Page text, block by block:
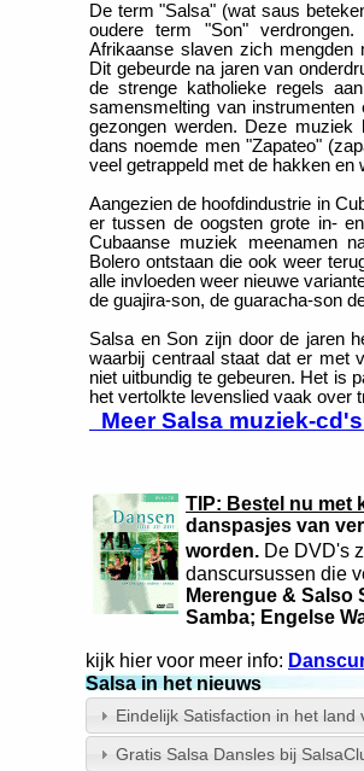
De term "Salsa" (wat saus
oudere term "Son"
Afrikaanse slaven zich mengden
Dit gebeurde na jaren van
de strenge katholieke regels
samensmelting van
gezongen werden. Deze
dans noemde men "Zapateo"
veel getrappeld met de hakken en
Aangezien de hoofdindustrie in
er tussen de oogsten grote in-
Cubaanse muziek meenamen
Bolero ontstaan die ook weer
alle invloeden weer nieuwe
de guajira-son, de guaracha-son
Salsa en Son zijn door de jaren
waarbij centraal staat dat er met
niet uitbundig te gebeuren. Het is
het vertolkte levenslied vaak over
Meer Salsa muziek-
TIP: Bestel nu met
danspasjes van
worden. De DVD's
danscursussen die
Merengue & Salso
Samba; Engelse
kijk hier voor meer info:
Salsa in het nieuws
Eindelijk Satisfaction in het land
Gratis Salsa Dansles bij